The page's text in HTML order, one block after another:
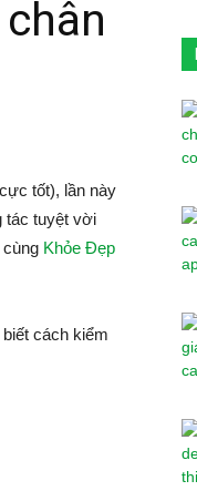
tốt), lần này
tác tuyệt vời
Khỏe Đẹp
cách kiểm